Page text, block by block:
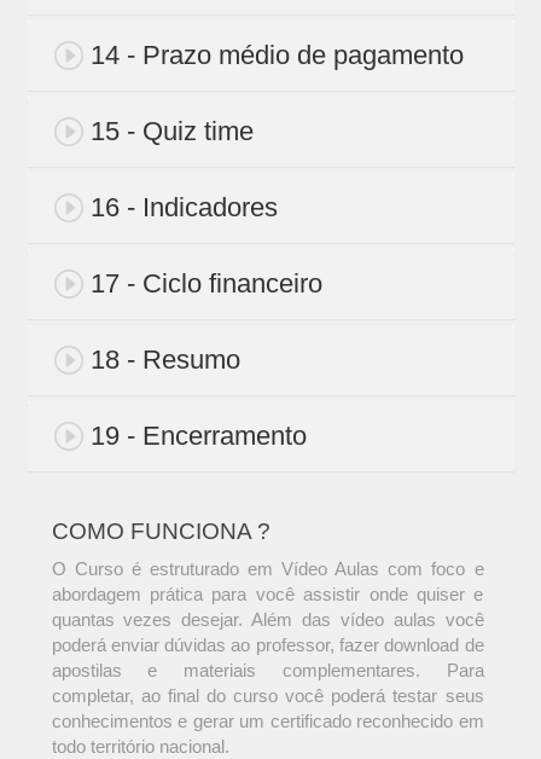
14 - Prazo médio de pagamento
15 - Quiz time
16 - Indicadores
17 - Ciclo financeiro
18 - Resumo
19 - Encerramento
COMO FUNCIONA ?
O Curso é estruturado em Vídeo Aulas com foco e
abordagem prática para você assistir onde quiser e
quantas vezes desejar. Além das vídeo aulas você
poderá enviar dúvidas ao professor, fazer download de
apostilas e materiais complementares. Para
completar, ao final do curso você poderá testar seus
conhecimentos e gerar um certificado reconhecido em
todo território nacional.